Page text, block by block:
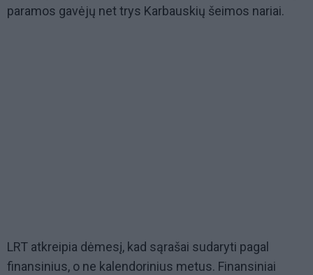
paramos gavėjų net trys Karbauskių šeimos nariai.
LRT atkreipia dėmesį, kad sąrašai sudaryti pagal
finansinius, o ne kalendorinius metus. Finansiniai